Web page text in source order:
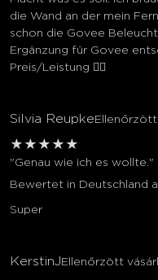
die Wand an der mein
schon die Govee
Ergänzung für Govee
Preis/Leistung 👍🏻
Silvia Reupke Ellenőrzött
★ ★ ★ ★ ★
"Genau wie ich es wollte."
Bewertet in Deutschland
Super
KerstinJ Ellenőrzött